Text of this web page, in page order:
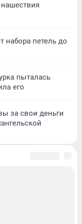
набора петель до
пыталась
его
за свои деньги